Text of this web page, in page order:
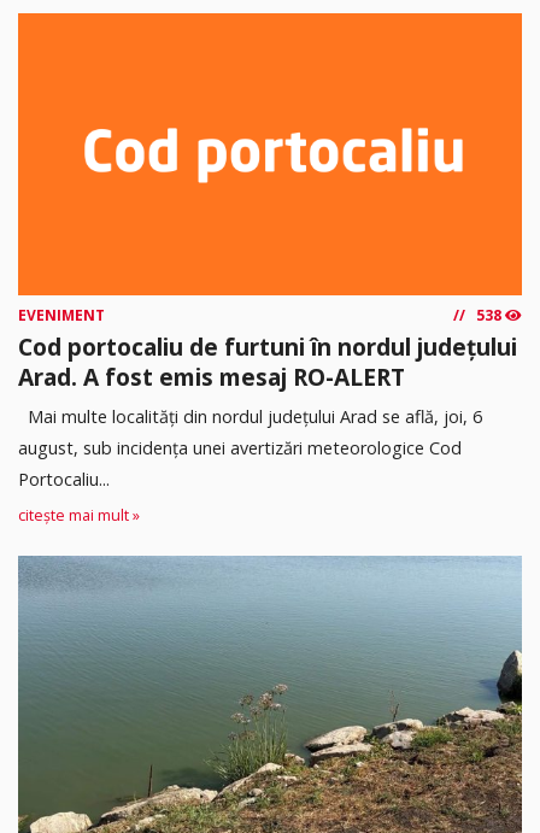
EVENIMENT 538
Cod portocaliu de furtuni în nordul județului
Arad. A fost emis mesaj RO-ALERT
Mai multe localități din nordul județului Arad se află, joi, 6
august, sub incidența unei avertizări meteorologice Cod
Portocaliu...
citește mai mult »